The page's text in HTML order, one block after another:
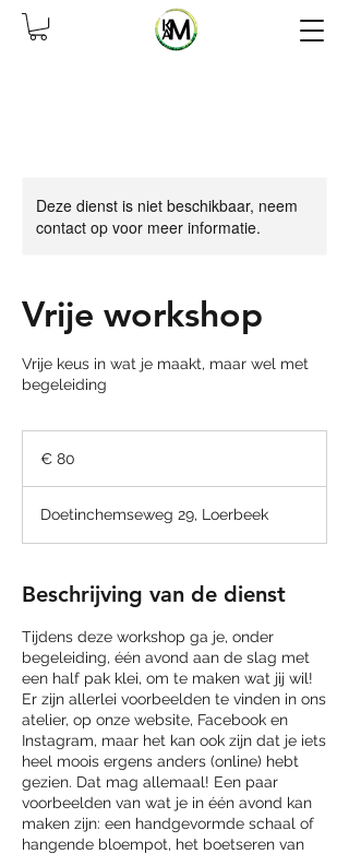
Deze dienst is niet beschikbaar, neem
contact op voor meer informatie.
Vrije workshop
Vrije keus in wat je maakt, maar wel met
begeleiding
€ 80
Doetinchemseweg 29, Loerbeek
Beschrijving van de dienst
Tijdens deze workshop ga je, onder
begeleiding, één avond aan de slag met
een half pak klei, om te maken wat jij wil!
Er zijn allerlei voorbeelden te vinden in ons
atelier, op onze website, Facebook en
Instagram, maar het kan ook zijn dat je iets
heel moois ergens anders (online) hebt
gezien. Dat mag allemaal! Een paar
voorbeelden van wat je in één avond kan
maken zijn: een handgevormde schaal of
hangende bloempot, het boetseren van